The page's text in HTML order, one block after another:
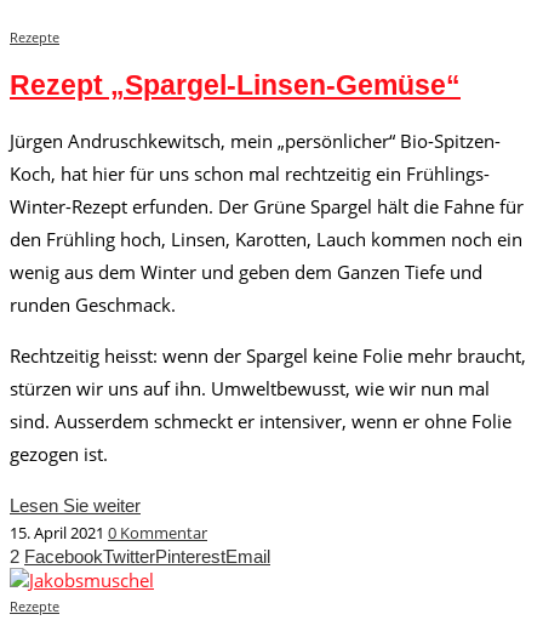
Rezepte
Rezept „Spargel-Linsen-Gemüse“
Jürgen Andruschkewitsch, mein „persönlicher“ Bio-Spitzen-
Koch, hat hier für uns schon mal rechtzeitig ein Frühlings-
Winter-Rezept erfunden. Der Grüne Spargel hält die Fahne für
den Frühling hoch, Linsen, Karotten, Lauch kommen noch ein
wenig aus dem Winter und geben dem Ganzen Tiefe und
runden Geschmack.
Rechtzeitig heisst: wenn der Spargel keine Folie mehr braucht,
stürzen wir uns auf ihn. Umweltbewusst, wie wir nun mal
sind. Ausserdem schmeckt er intensiver, wenn er ohne Folie
gezogen ist.
Lesen Sie weiter
15. April 2021 0 Kommentar
2 FacebookTwitterPinterestEmail
Rezepte